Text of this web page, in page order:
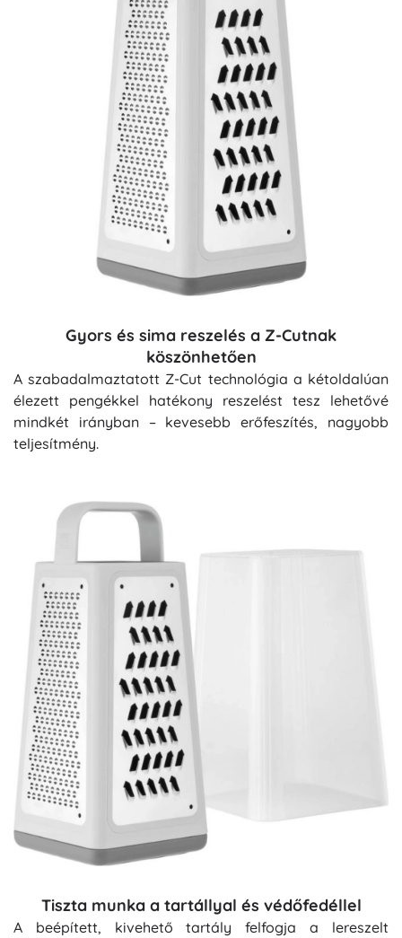
Gyors és sima reszelés a Z-Cutnak
köszönhetően
A szabadalmaztatott Z-Cut technológia a kétoldalúan
élezett pengékkel hatékony reszelést tesz lehetővé
mindkét irányban – kevesebb erőfeszítés, nagyobb
teljesítmény.
Tiszta munka a tartállyal és védőfedéllel
A beépített, kivehető tartály felfogja a lereszelt